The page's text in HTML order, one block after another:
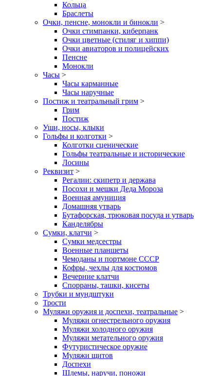
Кольца
Браслеты
Очки, пенсне, монокли и бинокли >
Очки стимпанки, киберпанк
Очки цветные (стиляг и хиппи)
Очки авиаторов и полицейских
Пенсне
Монокли
Часы >
Часы карманные
Часы наручные
Постиж и театральный грим >
Грим
Постиж
Уши, носы, клыки
Гольфы и колготки >
Колготки сценические
Гольфы театральные и исторические
Лосины
Реквизит >
Регалии: скипетр и держава
Посохи и мешки Деда Мороза
Военная амуниция
Домашняя утварь
Бутафорская, трюковая посуда и утварь
Канделябры
Сумки, клатчи >
Сумки медсестры
Военные планшеты
Чемоданы и портмоне СССР
Кофры, чехлы для костюмов
Вечерние клатчи
Спорраны, ташки, кисеты
Трубки и мундштуки
Трости
Муляжи оружия и доспехи, театральные >
Муляжи огнестрельного оружия
Муляжи холодного оружия
Муляжи метательного оружия
Футуристическое оружие
Муляжи щитов
Доспехи
Шлемы, наручи, поножи